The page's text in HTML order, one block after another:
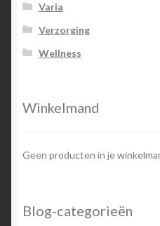
Varia
Verzorging
Wellness
Winkelmand
Geen producten in je
Blog-categorieën